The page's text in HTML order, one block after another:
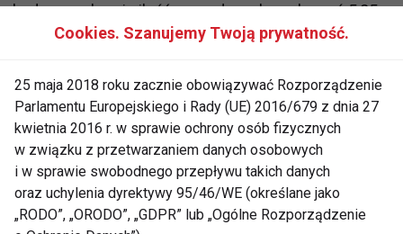
badanym okresie ilość sprzedanych opakowań 5,85
mln sztuk. Od tego roku zarówno wartość jak i ilość
zauważyć jednak, że ilość sprzedanych opakowań
maleje zdecydowanie wolniej od wartości sprzedaży,
tj. w ostatnich 4 latach spadła o 9,2% osiągając w
2009 roku wartość 5,315 mln sztuk.
Jednym z czynników mających wpływ na spadającą
Cookies. Szanujemy Twoją prywatność.
25 maja 2018 roku zacznie obowiązywać Rozporządzenie
Parlamentu Europejskiego i Rady (UE) 2016/679 z dnia 27
kwietnia 2016 r. w sprawie ochrony osób fizycznych
w związku z przetwarzaniem danych osobowych
i w sprawie swobodnego przepływu takich danych
oraz uchylenia dyrektywy 95/46/WE (określane jako
„RODO”, „ORODO”, „GDPR” lub „Ogólne Rozporządzenie